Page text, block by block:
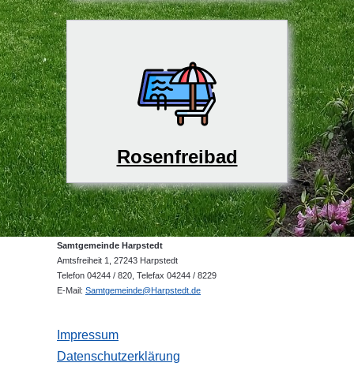
Rosenfreibad
Samtgemeinde Harpstedt
Amtsfreiheit 1, 27243 Harpstedt
Telefon 04244 / 820, Telefax 04244 / 8229
E-Mail: Samtgemeinde@Harpstedt.de
Impressum
Datenschutzerklärung